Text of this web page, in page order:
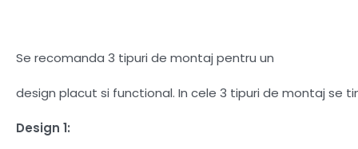
Se recomanda 3 tipuri de montaj pentru un
design placut si functional. In cele 3 tipuri de montaj se
Design 1: